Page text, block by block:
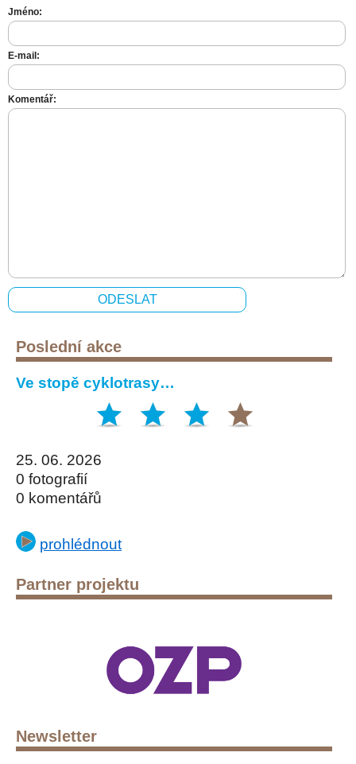
Jméno:
E-mail:
Komentář:
Poslední akce
Ve stopě cyklotrasy…
25. 06. 2026
0 fotografií
0 komentářů
prohlédnout
Partner projektu
Newsletter